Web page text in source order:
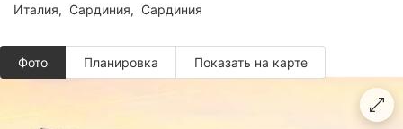
Италия Сардиния Сардиния
Фото Планировкa Показать на карте